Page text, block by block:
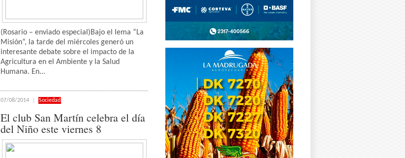
(Rosario – enviado especial)Bajo el lema “La
Misión”, la tarde del miércoles generó un
interesante debate sobre el impacto de la
Agricultura en el Ambiente y la Salud
Humana. En...
07/08/2014 Sociedad
El club San Martín celebra el día
del Niño este viernes 8